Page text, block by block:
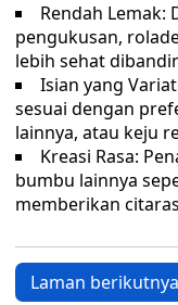
Rendah
pengukusan,
lebih sehat
Isian yang
sesuai dengan
lainnya, atau keju
Kreasi Rasa:
bumbu lainnya
memberikan
Laman berikutnya